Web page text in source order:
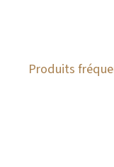
Produits